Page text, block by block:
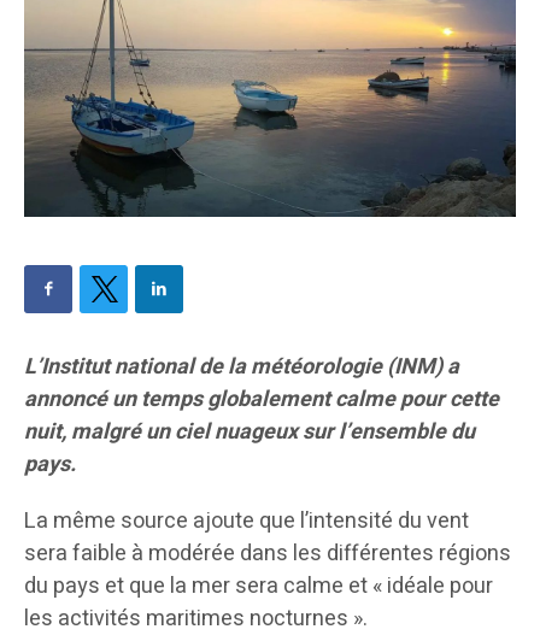
L’Institut national de la météorologie (INM) a
annoncé un temps globalement calme pour cette
nuit, malgré un ciel nuageux sur l’ensemble du
pays.
La même source ajoute que l’intensité du vent
sera faible à modérée dans les différentes régions
du pays et que la mer sera calme et « idéale pour
les activités maritimes nocturnes ».